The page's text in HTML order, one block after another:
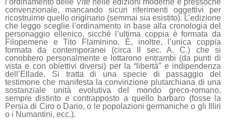
convenzionale, mancando sicuri riferimenti oggettivi per
ricostruirne quello originario (semmai sia esistito). L’edizione
che leggo sceglie l’ordinamento in base alla cronologia del
personaggio ellenico, sicché l’ultima coppia è formata da
Filopemene e Tito Flaminino. È, inoltre, l’unica coppia
formata da contemporanei (circa II sec. A. C.) che si
conobbero personalmente e lottarono entrambi (da punti di
vista e con obiettivi diversi) per la “libertà” e indipendenza
dell’Ellade. Si tratta di una specie di passaggio del
testimone che manifesta la convinzione plutarchiana di una
sostanziale unità evolutiva del mondo greco-romano,
sempre distinto e contrapposto a quello barbaro (fosse la
Persia di Ciro o Dario, o le popolazioni germaniche o gli Illiri
o i Numantini, ecc.).